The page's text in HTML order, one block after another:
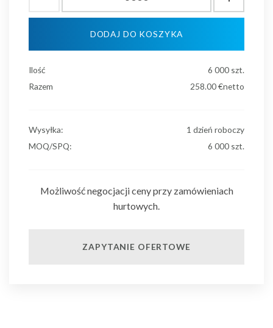
DODAJ DO KOSZYKA
Ilość 6 000 szt.
Razem
258.00€netto
Wysyłka:
1 dzień roboczy
MOQ/SPQ:
6 000 szt.
Możliwość negocjacji ceny przy zamówieniach
hurtowych.
ZAPYTANIE OFERTOWE